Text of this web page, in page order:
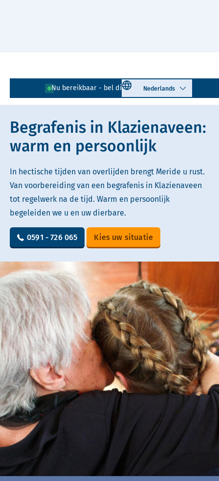
Nu bereikbaar - bel direct! 0591 - 726 065
Select language
Lees voor Uitleg woorden
Simpele tekst
Begrafenis in Klazienaveen:
warm en persoonlijk
In hectische tijden van overlijden brengt Meride u rust.
Van voorbereiding van een begrafenis in Klazienaveen
tot regelwerk na de tijd. Warm en persoonlijk
begeleiden we u en uw dierbare.
0591 - 726 065 Kies uw situatie